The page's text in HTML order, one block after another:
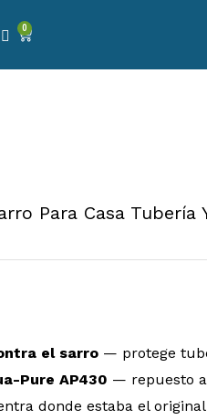
0
Para Casa Tubería
el sarro — protege
Pure AP430 — repuesto
donde estaba el